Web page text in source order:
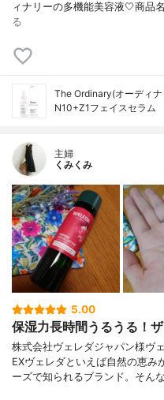
ィナリーの多機能美容液🤍商品
る
The Ordinary(オーディナ
N10+Z1フェイスセラム
主婦
くみくみ
5.00
保湿力長時間うるうる！
株式会社ヴェレダジャパン様ヴ
EXヴェレダといえば自然の恵み
ーズで知られるブランド。そん